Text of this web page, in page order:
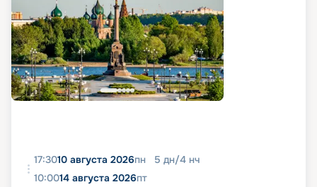
17:3010 августа 2026пн 5 дн/4 нч
10:0014 августа 2026пт